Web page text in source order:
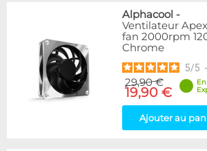
Alphacool -
Ventilateur
fan 2000rpm
Chrome
5/5 -
29,90 €
19,90 €
Ajouter au